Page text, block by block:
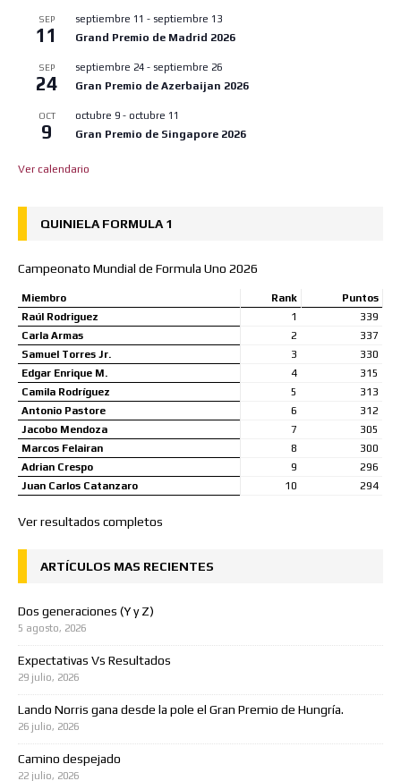
SEP
11
septiembre 11 - septiembre 13
Grand Premio de Madrid 2026
SEP
24
septiembre 24 - septiembre 26
Gran Premio de Azerbaijan 2026
OCT
9
octubre 9 - octubre 11
Gran Premio de Singapore 2026
Ver calendario
QUINIELA FORMULA 1
Campeonato Mundial de Formula Uno 2026
Miembro Rank
Puntos
Raúl Rodriguez
1
339
Carla Armas
2
337
Samuel Torres Jr.
3
330
Edgar Enrique M.
4
315
Camila Rodríguez
5
313
Antonio Pastore
6
312
Jacobo Mendoza
7
305
Marcos Felairan
8
300
Adrian Crespo
9
296
Juan Carlos Catanzaro
10 294
Ver resultados completos
ARTÍCULOS MAS RECIENTES
Dos generaciones (Y y Z)
5 agosto, 2026
Expectativas Vs Resultados
29 julio, 2026
Lando Norris gana desde la pole el Gran Premio de Hungría.
26 julio, 2026
Camino despejado
22 julio, 2026